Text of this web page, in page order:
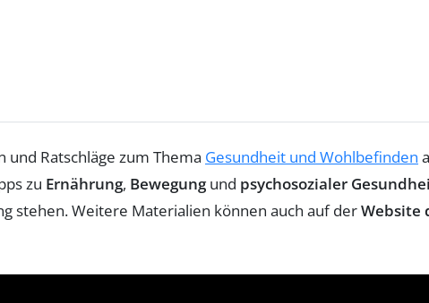
Ratschläge zum Thema Gesundheit und Wohlbefinden
zu Ernährung, Bewegungund psychosozialer
stehen. Weitere Materialien können auch auf derWebsite